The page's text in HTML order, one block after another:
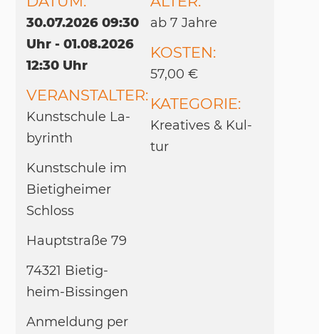
30.07.2026 09:30
Uhr - 01.08.2026
12:30 Uhr
VERANSTALTER:
Kunst­schu­le La­
by­rinth
Kunst­schu­le im
Bie­tig­hei­mer
Schloss
Haupt­straße 79
74321 Bie­tig­
heim-Bis­sin­gen
An­mel­dung per
ab 7 Jah­re
KOSTEN:
57,00 €
KATEGORIE:
Krea­ti­ves & Kul­
tur